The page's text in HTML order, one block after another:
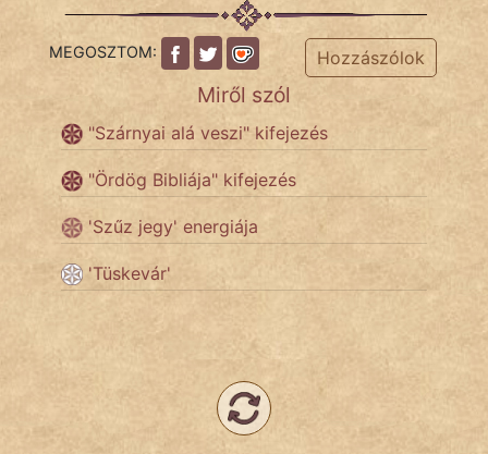
És
KÖZMONDÁS
ZENE
FILM
ÉLETMÓD
MAGYARSÁG
MEGOSZTOM: Hozzászólok
Miről szól
"Szárnyai alá veszi" kifejezés
"Ördög Bibliája" kifejezés
'Szűz jegy' energiája
'Tüskevár'